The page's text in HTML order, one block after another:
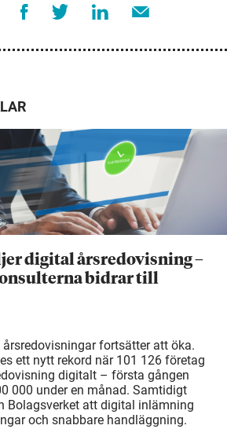
digital årsredovisning –
bidrar till
fortsätter att öka.
ett nytt rekord när 101 126 företag
digitalt – första gången
000 under en månad. Samtidigt
Bolagsverket att digital inlämning
och snabbare handläggning.